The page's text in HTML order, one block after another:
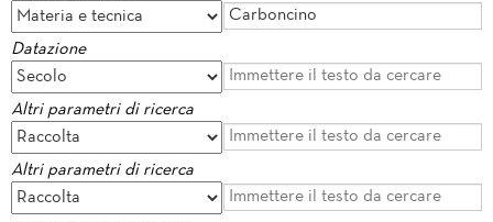
Datazione
Altri parametri di ricerca
Altri parametri di ricerca